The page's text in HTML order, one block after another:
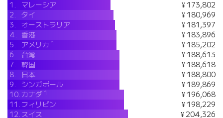
1. マレーシア
¥ 173,802
2.
タイ
¥ 180,969
3.
オーストラリア
¥ 181,397
4. 香港
¥ 183,896
5.
アメリカ 1
¥ 185,202
6.
台湾
¥ 188,613
7.
韓国
¥ 188,618
8.
日本
¥ 188,800
9.
シンガポール
¥ 189,869
10. カナダ 1
¥ 196,068
11. フィリピン
¥ 198,229
12. スイス
¥ 204,326